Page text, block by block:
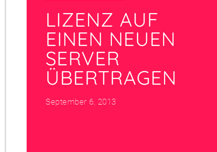
LIZENZ AUF
EINEN NEUEN
SERVER
ÜBERTRAGEN
September 6, 2013